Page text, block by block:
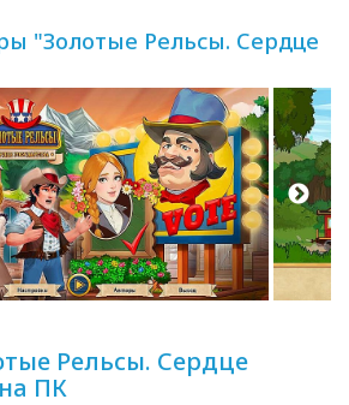
"Золотые Рельсы. Сердце
Рельсы. Сердце
ПК